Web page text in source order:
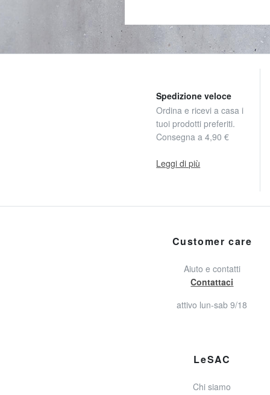
Spedizione veloce
Ordina e ricevi a casa i
tuoi prodotti preferiti.
Consegna a 4,90 €
Leggi di più
Customer care
Aiuto e contatti
Contattaci
attivo lun-sab 9/18
LeSAC
Chi siamo